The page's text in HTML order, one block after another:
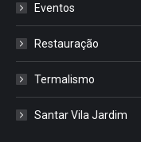
Eventos
Restauração
Termalismo
Santar Vila Jardim